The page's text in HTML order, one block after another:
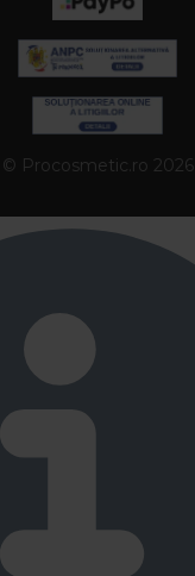
© Procosmetic.ro 2026